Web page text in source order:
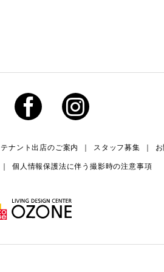
テナント出店のご案内 スタッフ募集
個人情報保護法に伴う撮影時の注意事項